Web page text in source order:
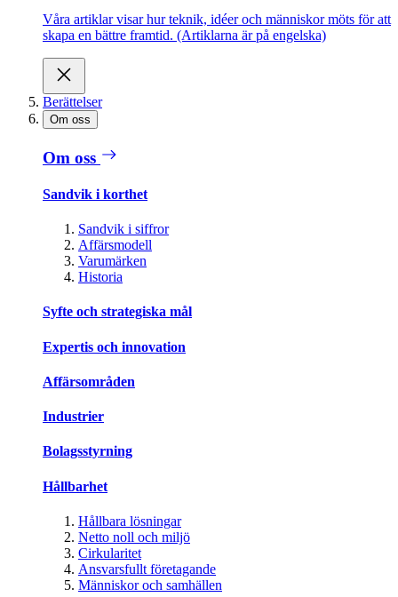
Våra artiklar visar hur teknik, idéer och människor möts för att
skapa en bättre framtid. (Artiklarna är på engelska)
Berättelser
Om oss
Om oss
Sandvik i korthet
Sandvik i siffror
Affärsmodell
Varumärken
Historia
Syfte och strategiska mål
Expertis och innovation
Affärsområden
Industrier
Bolagsstyrning
Hållbarhet
Hållbara lösningar
Netto noll och miljö
Cirkularitet
Ansvarsfullt företagande
Människor och samhällen